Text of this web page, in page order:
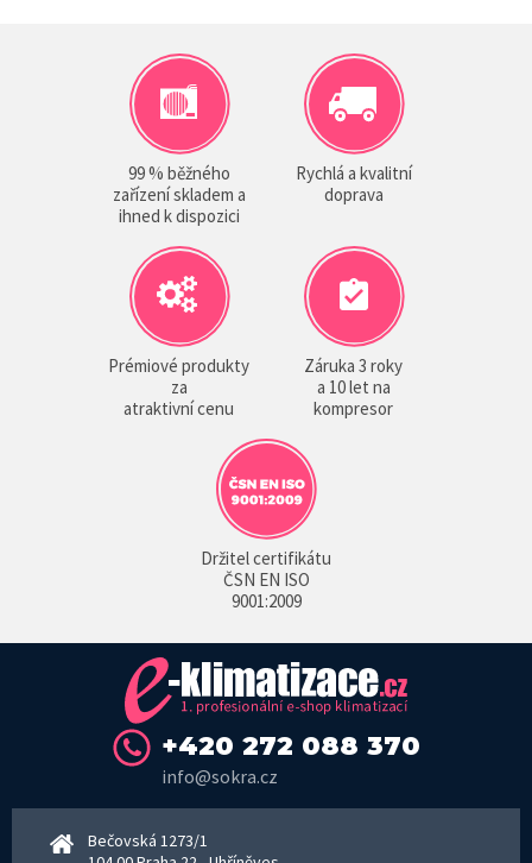
99 % běžného
zařízení skladem a
ihned k dispozici
Rychlá a kvalitní
doprava
Prémiové produkty
za
atraktivní cenu
Záruka 3 roky
a 10 let na
kompresor
Držitel certifikátu
ČSN EN ISO
9001:2009
+420 272 088 370
info@sokra.cz
Bečovská 1273/1